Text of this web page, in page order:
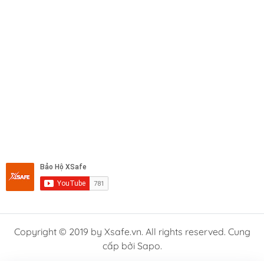
Copyright © 2019 by Xsafe.vn. All rights reserved. Cung
cấp bởi Sapo.